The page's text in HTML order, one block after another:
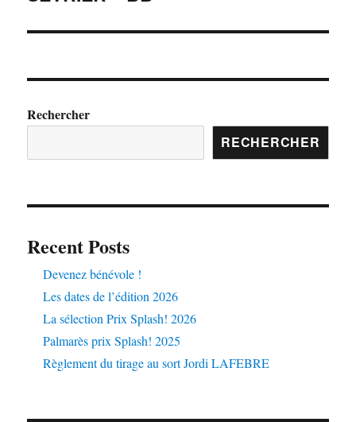
Rechercher
RECHERCHER
Recent Posts
Devenez bénévole !
Les dates de l’édition 2026
La sélection Prix Splash! 2026
Palmarès prix Splash! 2025
Règlement du tirage au sort Jordi LAFEBRE